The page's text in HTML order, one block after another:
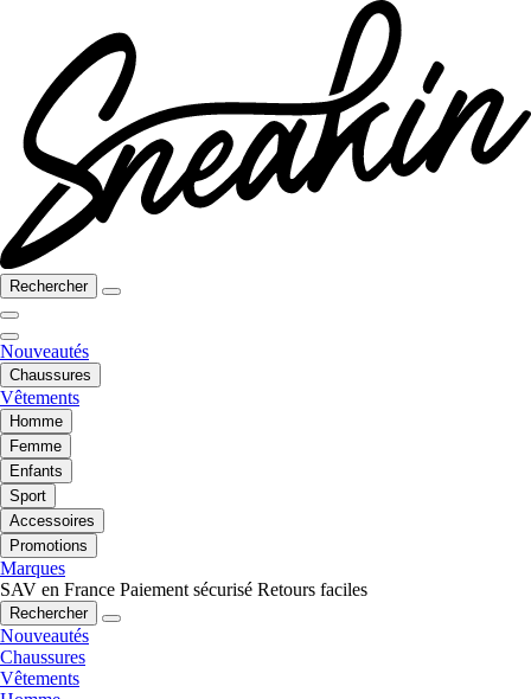
Rechercher
Nouveautés
Chaussures
Vêtements
Homme
Femme
Enfants
Sport
Accessoires
Promotions
Marques
SAV en France Paiement sécurisé Retours faciles
Rechercher
Nouveautés
Chaussures
Vêtements